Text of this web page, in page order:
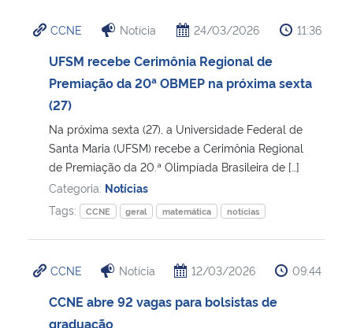
CCNE Notícia 24/03/2026 11:36
UFSM recebe Cerimônia Regional de
Premiação da 20ª OBMEP na próxima sexta
(27)
Na próxima sexta (27), a Universidade Federal de
Santa Maria (UFSM) recebe a Cerimônia Regional
de Premiação da 20.ª Olimpíada Brasileira de […]
Categoria: Notícias
Tags:
CCNE geral matemática notícias
CCNE Notícia 12/03/2026 09:44
CCNE abre 92 vagas para bolsistas de
graduação